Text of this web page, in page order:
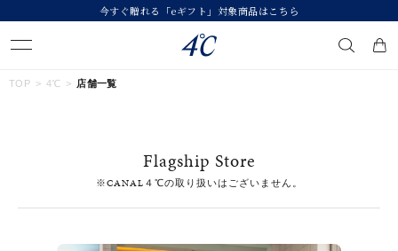
今すぐ贈れる「eギフト」対象商品はこちら
#ダイヤモンド ネックレス
#くまのプーさん
#ペア
#エタニティ
TOP 4℃ 店舗一覧
Flagship Store
※CANAL４℃の取り扱いはございません。